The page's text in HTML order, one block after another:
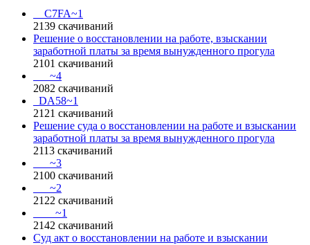
__C7FA~1
2139 скачиваний
Решение о восстановлении на работе, взыскании
заработной платы за время вынужденного прогула
2101 скачиваний
___~4
2082 скачиваний
_DA58~1
2121 скачиваний
Решение суда о восстановлении на работе и взыскании
заработной платы за время вынужденного прогула
2113 скачиваний
___~3
2100 скачиваний
___~2
2122 скачиваний
____~1
2142 скачиваний
Суд акт о восстановлении на работе и взыскании